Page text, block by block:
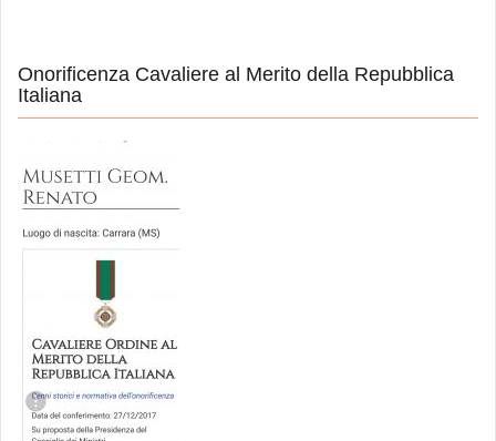
Onorificenza Cavaliere al Merito della Repubblica
Italiana